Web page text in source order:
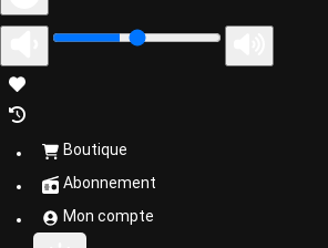
Boutique
Abonnement
Mon compte